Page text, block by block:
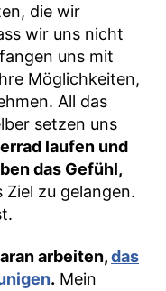
die wir
wir uns nicht
uns mit
Möglichkeiten,
All das
setzen uns
laufen und
das Gefühl,
Ziel zu gelangen.
arbeiten,das
. Mein